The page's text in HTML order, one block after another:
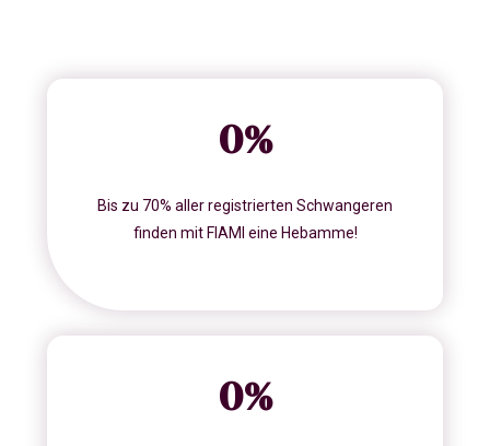
0%
Bis zu 70% aller registrierten Schwangeren
finden mit FIAMI eine Hebamme!
0%